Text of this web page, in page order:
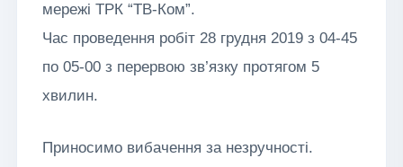
мережі ТРК “ТВ-Ком”.
Час проведення робіт 28 грудня 2019 з 04-45
по 05-00 з перервою зв’язку протягом 5
хвилин.
Приносимо вибачення за незручності.